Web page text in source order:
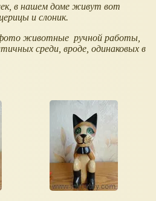
в нашем доме живут вот
и слоник.
животные ручной работы,
среди, вроде, одинаковых в